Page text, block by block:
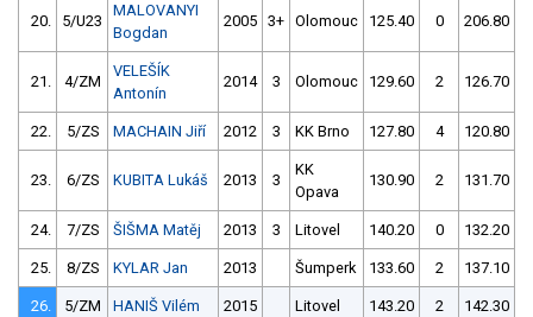
20. 5/U23
MALOVANYI
Bogdan
2005 3+ Olomouc 125.40 0 206.80
21. 4/ZM
VELEŠÍK
Antonín
2014 3 Olomouc 129.60 2 126.70
22. 5/ZS MACHAIN Jiří 2012 3 KK Brno 127.80 4 120.80
23. 6/ZS KUBITA Lukáš 2013 3
KK
Opava
130.90 2 131.70
24. 7/ZS ŠIŠMA Matěj 2013 3 Litovel 140.20 0 132.20
25. 8/ZS KYLAR Jan 2013 Šumperk 133.60 2 137.10
26. 5/ZM HANIŠ Vilém 2015 Litovel 143.20 2 142.30